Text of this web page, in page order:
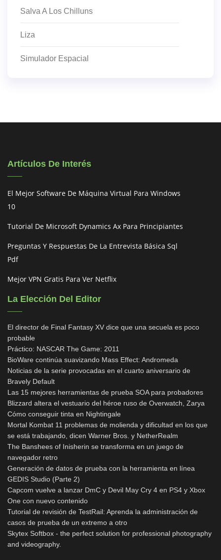
Salva A Los Chilluns
Liza
Simulador Espacial
Artículos De Interés
El Mejor Software De Máquina Virtual Para Windows
10
Tutorial De Microsoft Dynamics Ax Para Principiantes
Preguntas Y Respuestas De La Entrevista Básica Sql
Pdf
Mejor VPN Gratis Para Ver Netflix
La Elección Del Editor
El director de Final Fantasy XV dice que una secuela es poco
probable
Práctico: NASCAR The Game: 2011
BioWare continúa suavizando Mass Effect: Andromeda
Noticias de la serie provocadas en el cuarto aniversario de
Bravely Default
Las 15 mejores herramientas de prueba SOA para probadores
Blizzard altera el vestuario del héroe ruso de Overwatch, Zarya
Cómo conseguir tinta en Nightingale
Mortal Kombat 11 problemas de molienda y dificultad en los que
se está trabajando, dicen Warner Bros. y NetherRealm
The Banshees of Inisherin se transforma en un juego de
navegador retro
Generación de datos de prueba con la herramienta en línea
GEDIS Studio (Parte 2)
Capcom vuelve a lanzar DmC y Devil May Cry 4 en PS4 y Xbox
One con nuevo contenido
Tutorial de revisión de TestRail: Aprenda la administración de
casos de prueba de un extremo a otro
Skytex Softbox - the perfect solution for professional photography
and videography.